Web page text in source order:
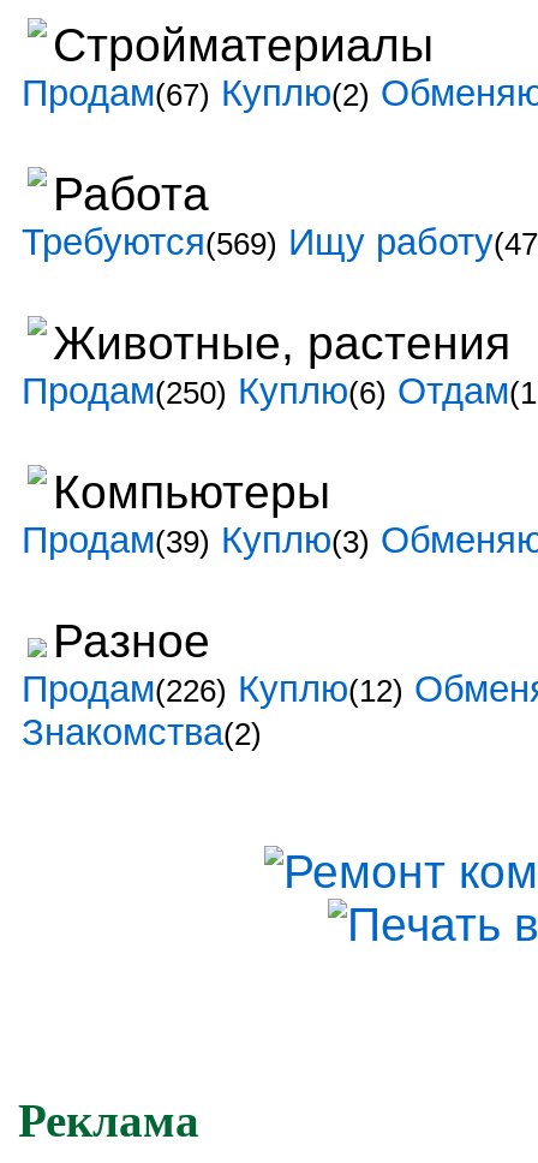
Стройматериалы
Продам(67) Куплю(2)
Работа
Требуются(569) Ищу работу
Животные, растения
Продам(250) Куплю(6) Отдам
Компьютеры
Продам(39) Куплю(3)
Разное
Продам(226) Куплю(12)
Знакомства(2)
Реклама